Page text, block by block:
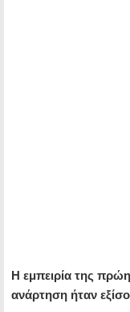
Η εμπειρία της
ανάρτηση ήταν